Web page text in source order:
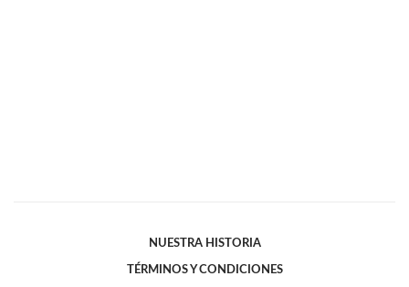
NUESTRA HISTORIA
TÉRMINOS Y CONDICIONES